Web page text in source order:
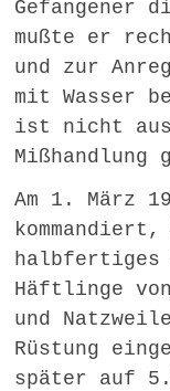
Gefangener
mußte er
und zur
mit Wasser
ist nicht aus
Mißhandlung
Am 1. März
halbfertiges
Häftlinge von
und
Rüstung
später auf